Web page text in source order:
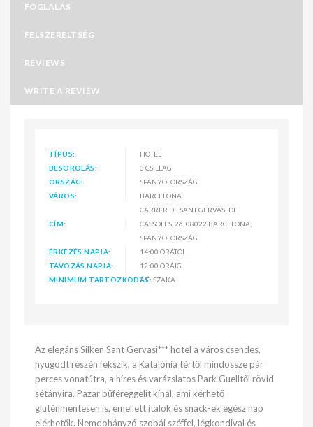
FOGLALÁS
FELSZERELTSÉG
REVIEWS
WRITE A REVIEW
TÍPUS:
HOTEL
BESOROLÁS:
3 CSILLAG
ORSZÁG:
SPANYOLORSZÁG
VÁROS:
BARCELONA
CÍM:
CARRER DE SANT GERVASI DE
CASSOLES, 26, 08022 BARCELONA,
SPANYOLORSZÁG
ÉRKEZÉS NAPJA:
14:00 ÓRÁTÓL
TÁVOZÁS NAPJA:
12:00 ÓRÁIG
MINIMUM TARTOZKODÁS:2 ÉJSZAKA
Az elegáns Silken Sant Gervasi*** hotel a város csendes,
nyugodt részén fekszik, a Katalónia tértől mindössze pár
perces vonatútra, a híres és varázslatos Park Guelltől rövid
sétányira. Pazar büféreggelit kínál, ami kérhető
gluténmentesen is, emellett italok és snack-ek egész nap
elérhetők. Nemdohányzó szobái széffel, légkondival és